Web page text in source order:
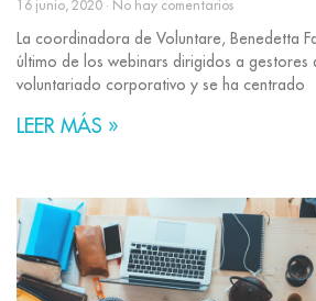
16 junio, 2020 No hay comentarios
La coordinadora de Voluntare, Benedetta
último de los webinars dirigidos a gestores
voluntariado corporativo y se ha centrado
LEER MÁS »